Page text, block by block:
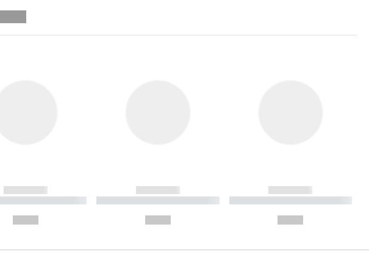
------------
----------- ----------
------------
----------- ----------- ----------
------------
----------- ----------- ----------